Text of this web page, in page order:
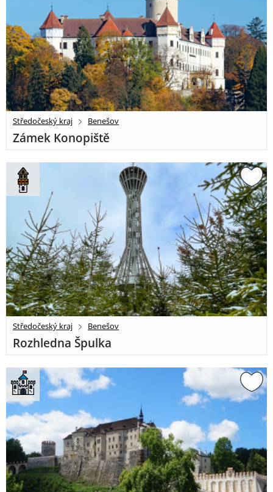
Středočeský kraj Benešov
Zámek Konopiště
Středočeský kraj Benešov
Rozhledna Špulka